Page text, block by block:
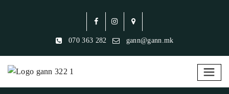
070 363 282 gann@gann.mk